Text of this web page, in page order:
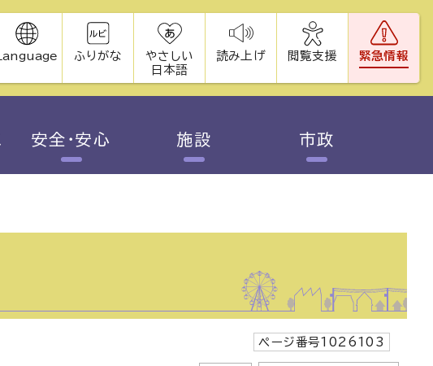
Language ふりがな
やさしい
日本語
読み上げ 閲覧支援 緊急情報
安全・安心 施設 市政
ページ番号1026103